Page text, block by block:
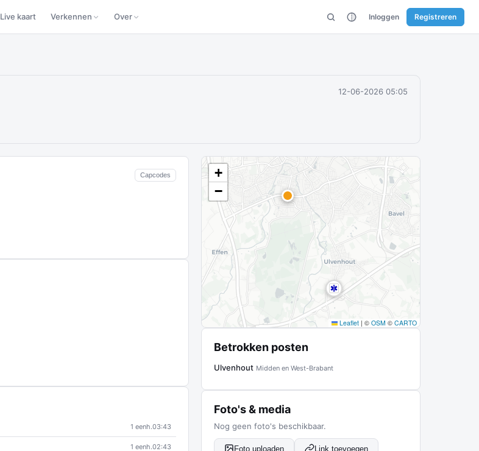
Live kaart Verkennen Over Inloggen Registreren
12-06-2026 05:05
Capcodes
1 eenh.03:43
1 eenh.02:43
+
−
Leaflet | © OSM © CARTO
Betrokken posten
Ulvenhout Midden en West-Brabant
Foto's & media
Nog geen foto's beschikbaar.
Foto uploaden Link toevoegen